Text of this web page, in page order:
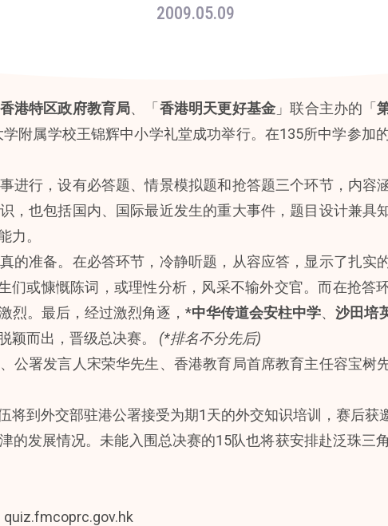
2009.05.09
香港特区政府教育局、「 香港明天更好基金 」联合主办的「
附属学校王锦辉中小学礼堂成功举行。在135所中学参加
进行，设有必答题、情景模拟题和抢答题三个环节，内容
，也包括国内、国际最近发生的重大事件，题目设计兼具
力。
的准备。在必答环节，冷静听题，从容应答，显示了扎实
们或慷慨陈词，或理性分析，风采不输外交官。而在抢答
烈。最后，经过激烈角逐，*中华传道会安柱中学、沙田培
颖而出，晋级总决赛。 (*排名不分先后)
公署发言人宋荣华先生、香港教育局首席教育主任容宝树
将到外交部驻港公署接受为期1天的外交知识培训，赛后获
的发展情况。未能入围总决赛的15队也将获安排赴泛珠三
quiz.fmcoprc.gov.hk